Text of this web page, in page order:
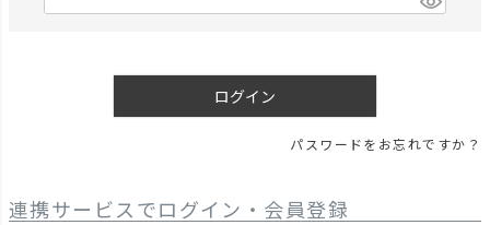
ログイン
パスワードをお忘れですか？
連携サービスでログイン・会員登録